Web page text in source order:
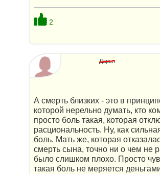
2
Дарья
А смерть близких - это в
которой нерельно думать, кто
просто боль такая, которая
расциональность. Ну, как
боль. Мать же, которая
смерть сына, точно ни о чем не
было слишком плохо. Просто
такая боль не меряется